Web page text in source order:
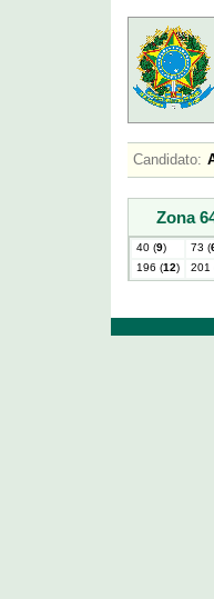
Candidato:
Zona
40 (9) 73 (
196 (12) 201